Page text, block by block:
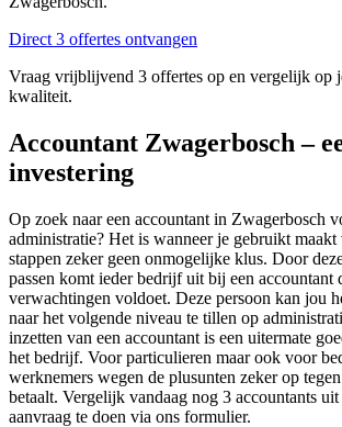
Direct 3 offertes ontvangen
Vraag vrijblijvend 3 offertes op en vergelijk op
kwaliteit.
Accountant Zwagerbosch –
investering
Op zoek naar een accountant in Zwagerbosch
administratie? Het is wanneer je gebruikt maakt
stappen zeker geen onmogelijke klus. Door
passen komt ieder bedrijf uit bij een accountant
verwachtingen voldoet. Deze persoon kan jou
naar het volgende niveau te tillen op
inzetten van een accountant is een uitermate
het bedrijf. Voor particulieren maar ook voor
werknemers wegen de plusunten zeker op
betaalt. Vergelijk vandaag nog 3 accountants
aanvraag te doen via ons formulier.